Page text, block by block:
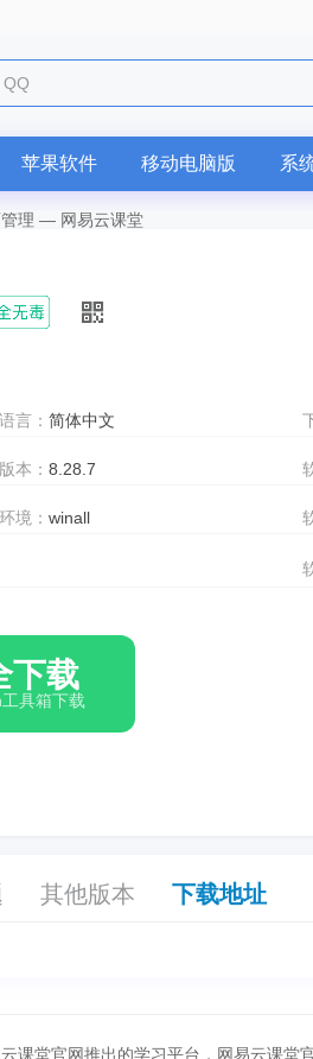
迅雷
苹果软件 移动电脑版 系
理 — 网易云课堂
言：简体中文
本：8.28.7
境：winall
下载
具箱下载
其他版本 下载地址
课堂官网推出的学习平台，网易云课堂